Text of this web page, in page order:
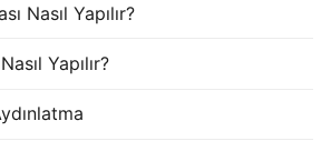
Nasıl Yapılır?
Yapılır?